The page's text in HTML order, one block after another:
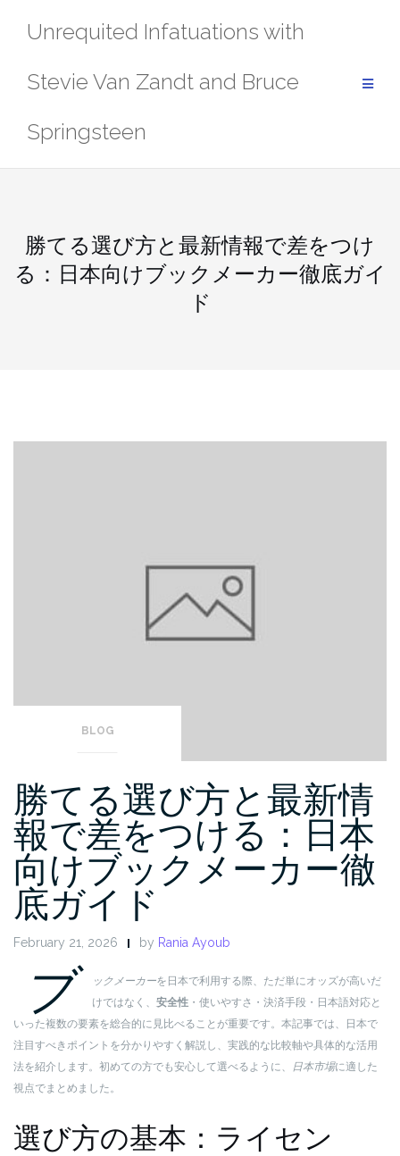
Unrequited Infatuations with
Stevie Van Zandt and Bruce
Springsteen
勝てる選び方と最新情報で差をつけ
る：日本向けブックメーカー徹底ガイ
ド
BLOG
勝てる選び方と最新情
報で差をつける：日本
向けブックメーカー徹
底ガイド
February 21, 2026 by Rania Ayoub
ブ ックメーカーを日本で利用する際、ただ単にオッズが高いだ
けではなく、 安全性 ・使いやすさ・決済手段・日本語対応と
いった複数の要素を総合的に見比べることが重要です。本記事では、日本で
注目すべきポイントを分かりやすく解説し、実践的な比較軸や具体的な活用
法を紹介します。初めての方でも安心して選べるように、
日本市場に適した
視点でまとめました。
選び方の基本：ライセン